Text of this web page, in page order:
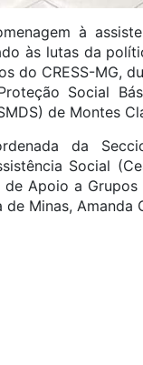
à
às lutas da
CRESS-MG,
Social
de Montes
da
Social
Apoio a
Minas, Amanda